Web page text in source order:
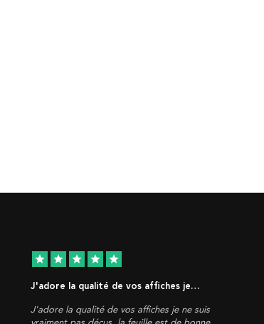
star star star star star
J'adore la qualité de vos affiches je…
J'adore la qualité de vos affiches je ne suis